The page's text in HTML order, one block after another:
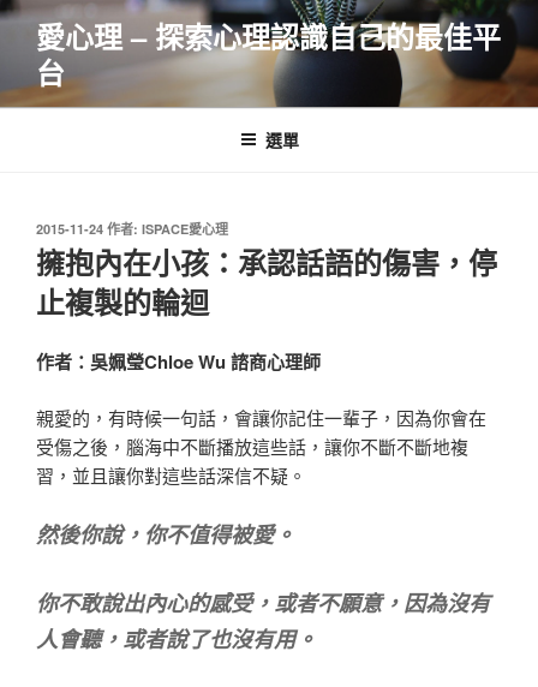
跳
要
愛心理 – 探索心理認識自己的最佳平
台
選單
發
佈
於
2015-11-24 作者: ISPACE愛心理
擁抱內在小孩：承認話語的傷害，停
止複製的輪迴
作者：吳姵瑩Chloe Wu 諮商心理師
親愛的，有時候一句話，會讓你記住一輩子，因為你會在
受傷之後，腦海中不斷播放這些話，讓你不斷不斷地複
習，並且讓你對這些話深信不疑。
然後你說，你不值得被愛。
你不敢說出內心的感受，或者不願意，因為沒有
人會聽，或者說了也沒有用。